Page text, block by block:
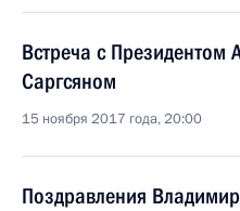
Встреча с
Саргсяном
15 ноября 2017 года, 20:00
Поздравления